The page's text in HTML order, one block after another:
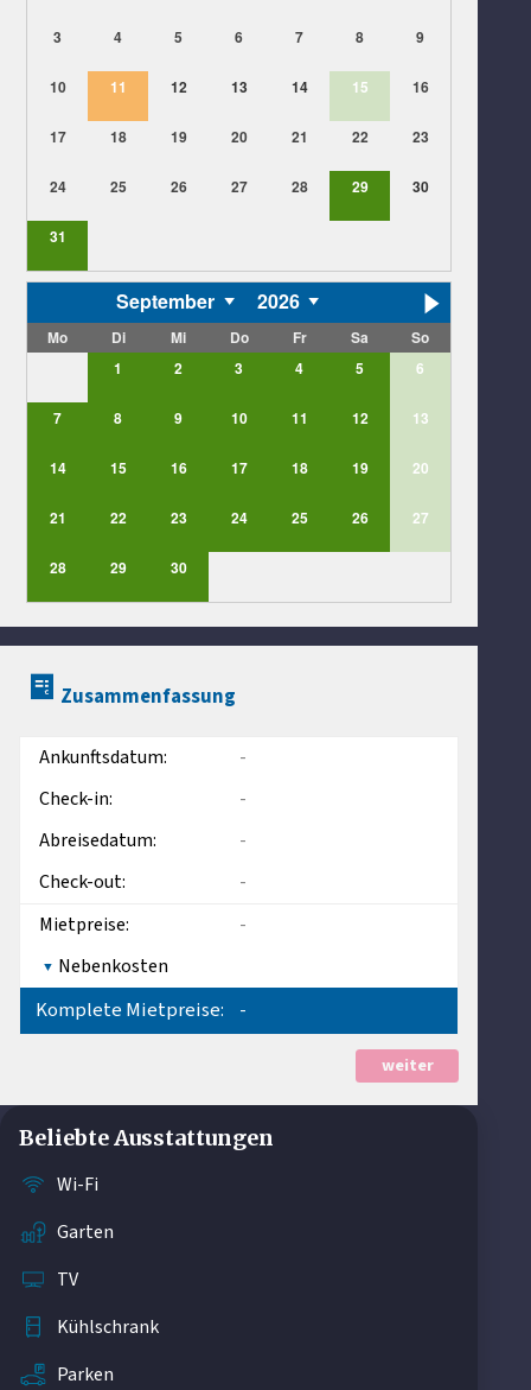
3 4 5 6 7 8 9
10 11 12 13 14 15 16
17 18 19 20 21 22 23
24 25 26 27 28 29 30
31
September 2026
Mo Di Mi Do Fr Sa
So
1
2 3 4 5 6
7 8 9 10 11 12 13
14 15 16 17 18 19 20
21 22 23 24 25 26 27
28 29 30
Zusammenfassung
Ankunftsdatum:
-
Check-in:
-
Abreisedatum:
-
Check-out:
-
Mietpreise:
-
Nebenkosten
Komplete Mietpreise: -
weiter
Beliebte Ausstattungen
Wi-Fi
Garten
TV
Kühlschrank
Parken